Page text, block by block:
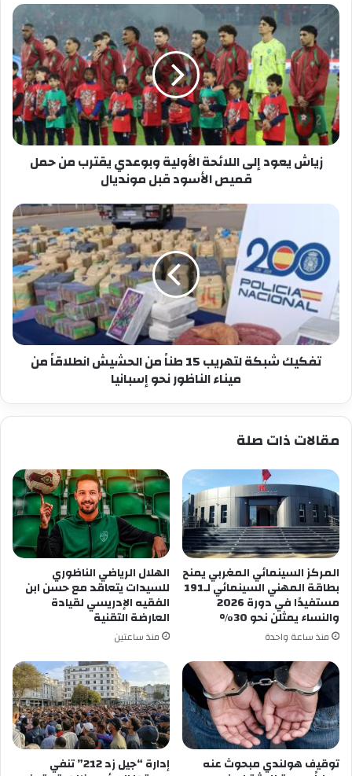
زياش
يعود
إلى
اللائحة
الأولية
وبوعدي
يقترب
من
حمل
قميص
الأسود
مونديال
زياش يعود إلى اللائحة الأولية وبوعدي يقترب من حمل
قميص الأسود قبل مونديال
تفكيك
لتهريب
15
طناً
من
الحشيش
انطلاقاً
من
ميناء
إسبانيا
تفكيك شبكة لتهريب 15 طناً من الحشيش انطلاقاً من
ميناء الناظور نحو إسبانيا
مقالات ذات صلة
المركز السينمائي المغربي يمنح
بطاقة المهني السينمائي لـ191
مستفيدًا في دورة 2026
والنساء يمثلن نحو 30%
منذ ساعة واحدة
الهلال الرياضي الناظوري
للسيدات يتعاقد مع حسن ابن
الفقيه الإدريسي لقيادة
العارضة التقنية
منذ ساعتين
توقيف هولندي مبحوث عنه إدارة “جيل زد 212” تنفي